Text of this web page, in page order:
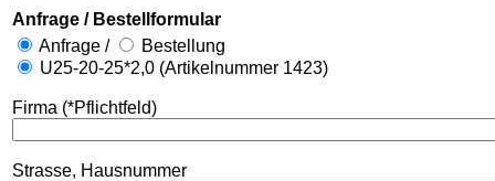
Anfrage / Bestellformular
Anfrage /
Bestellung
U25-20-25*2,0 (Artikelnummer 1423)
Firma (*Pflichtfeld)
Strasse, Hausnummer